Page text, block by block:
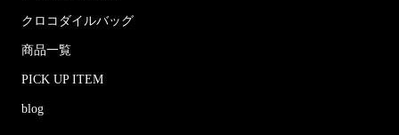
クロコダイルバッグ
商品一覧
PICK UP ITEM
blog